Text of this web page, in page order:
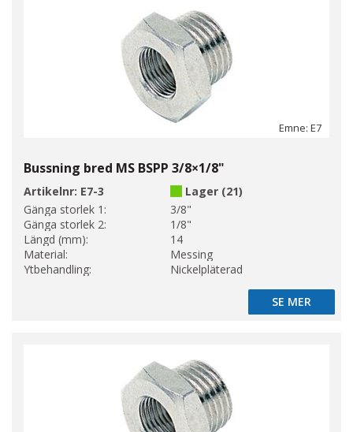
Emne: E7
Bussning bred MS BSPP 3/8×1/8"
Artikelnr: E7-3
Lager (21)
Gänga storlek 1:
3/8"
Gänga storlek 2:
1/8"
Längd (mm):
14
Material:
Messing
Ytbehandling:
Nickelpläterad
SE MER
SE MER